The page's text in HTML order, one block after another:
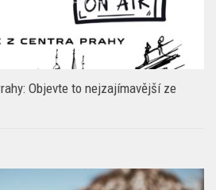
Objevte to nejzajímavější ze